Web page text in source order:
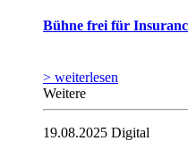
Bühne frei für
> weiterlesen
Weitere
19.08.2025 Digital